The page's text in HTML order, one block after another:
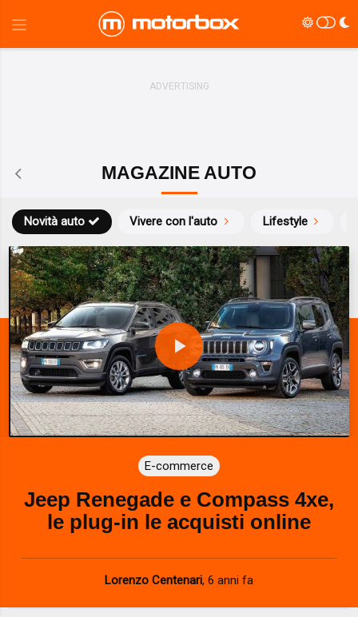
MAGAZINE AUTO
Novità auto Vivere con l'auto Lifestyle
P
l
a
y
V
d
E-commerce
Jeep Renegade e Compass 4xe,
le plug-in le acquisti online
Lorenzo Centenari, 6 anni fa